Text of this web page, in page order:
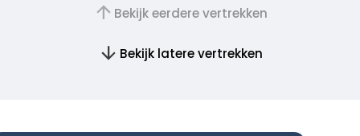
Bekijk eerdere vertrekken
Bekijk latere vertrekken